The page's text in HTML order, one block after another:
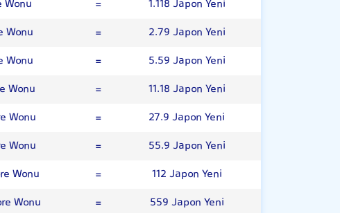
Wonu
=
1.118 Japon Yeni
Wonu
=
2.79 Japon Yeni
Wonu
=
5.59 Japon Yeni
Wonu
=
11.18 Japon Yeni
Wonu
=
27.9 Japon Yeni
Wonu
=
55.9 Japon Yeni
Wonu
=
112 Japon Yeni
Wonu
=
559 Japon Yeni